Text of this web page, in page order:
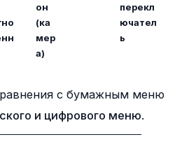
он
(ка
мер
а)
перекл
ючател
ь
с бумажным меню
и цифрового меню.